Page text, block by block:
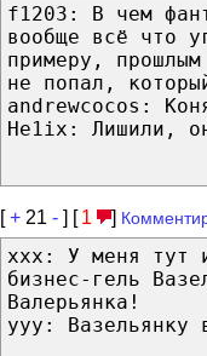
f1203: В чем
вообще всё что
примеру,
не попал,
andrewcocos:
He1ix: Лишили,
[+ 21 - ] [ 1 ]
xxx: У меня тут
бизнес-гель
Валерьянка!
yyy: Вазельянку